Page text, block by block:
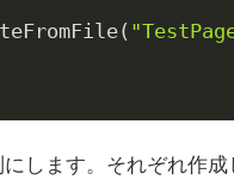
します。それぞれ作成